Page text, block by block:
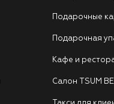
Подарочные
Подарочная
Кафе и
Салон TSUM